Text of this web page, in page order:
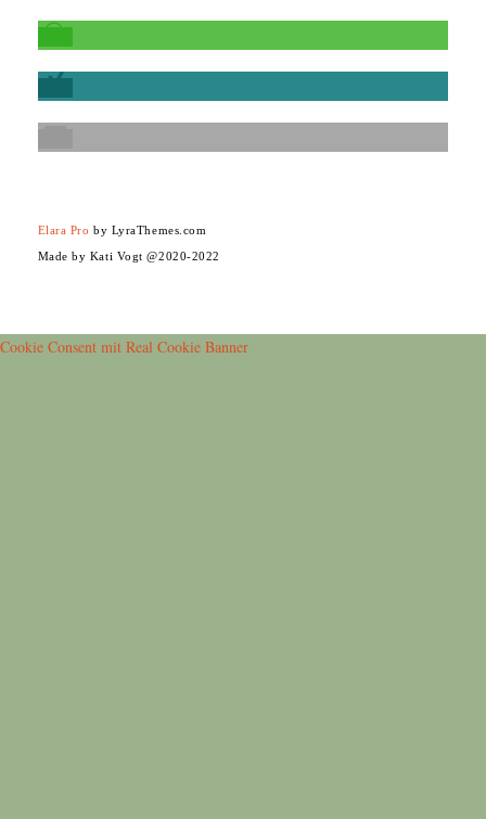
Elara Pro by LyraThemes.com
Made by Kati Vogt @2020-2022
Cookie Consent mit Real Cookie Banner